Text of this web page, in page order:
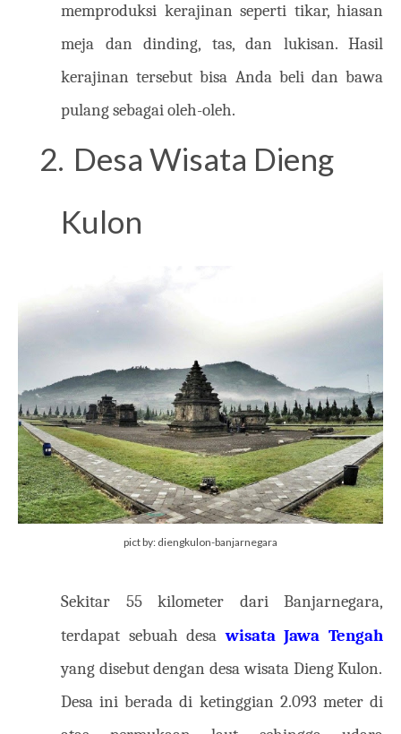
memproduksi kerajinan seperti tikar, hiasan
meja dan dinding, tas, dan lukisan. Hasil
kerajinan tersebut bisa Anda beli dan bawa
pulang sebagai oleh-oleh.
2. Desa Wisata Dieng
Kulon
pict by: diengkulon-banjarnegara
Sekitar 55 kilometer dari Banjarnegara,
terdapat sebuah desawisata Jawa Tengah
yang disebut dengan desa wisata Dieng Kulon.
Desa ini berada di ketinggian 2.093 meter di